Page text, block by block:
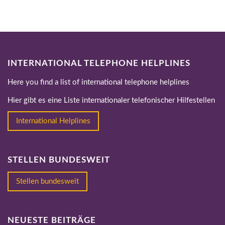
INTERNATIONAL TELEPHONE HELPLINES
Here you find a list of international telephone helplines
Hier gibt es eine Liste internationaler telefonischer Hilfestellen
International Helplines
STELLEN BUNDESWEIT
Stellen bundesweit
NEUESTE BEITRÄGE